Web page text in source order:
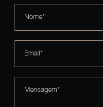
Nome*
Email*
Mensagem*